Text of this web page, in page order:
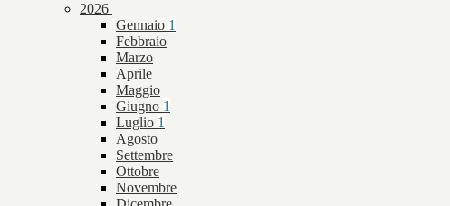
2026
Gennaio 1
Febbraio
Marzo
Aprile
Maggio
Giugno 1
Luglio 1
Agosto
Settembre
Ottobre
Novembre